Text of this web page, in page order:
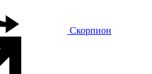
Скорпион